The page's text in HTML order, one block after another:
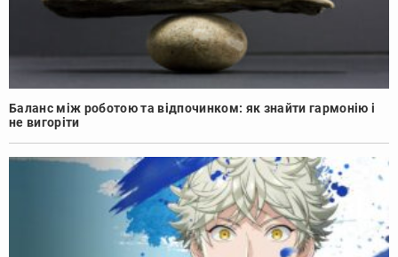
Баланс між роботою та відпочинком: як знайти гармонію і
не вигоріти